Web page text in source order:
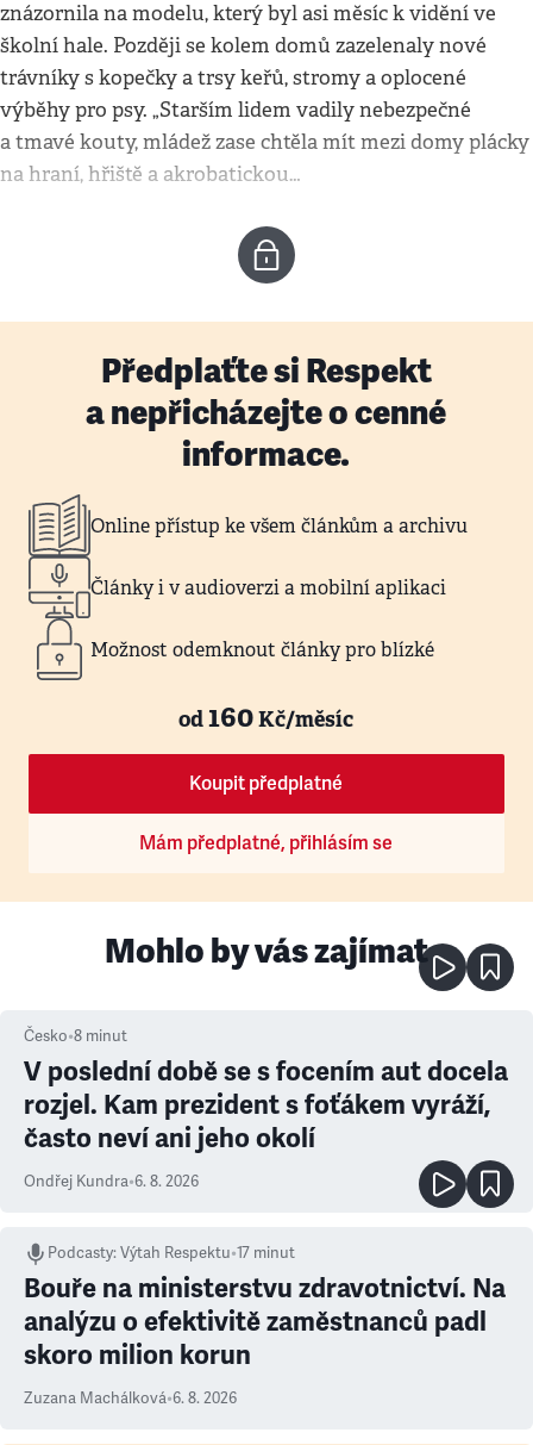
znázornila na modelu, který byl asi měsíc k vidění ve
školní hale. Později se kolem domů zazelenaly nové
trávníky s kopečky a trsy keřů, stromy a oplocené
výběhy pro psy. „Starším lidem vadily nebezpečné
a tmavé kouty, mládež zase chtěla mít mezi domy plácky
na hraní, hřiště a akrobatickou…
Předplaťte si Respekt
a nepřicházejte o cenné
informace.
Online přístup ke všem článkům a archivu
Články i v audioverzi a mobilní aplikaci
Možnost odemknout články pro blízké
od160Kč/měsíc
Koupit předplatné
Mám předplatné, přihlásím se
Mohlo by vás zajímat
Česko•8 minut
V poslední době se s focením aut docela
rozjel. Kam prezident s foťákem vyráží,
často neví ani jeho okolí
Ondřej Kundra•6. 8. 2026
Podcasty:Výtah Respektu•17 minut
Bouře na ministerstvu zdravotnictví. Na
analýzu o efektivitě zaměstnanců padl
skoro milion korun
Zuzana Machálková•6. 8. 2026